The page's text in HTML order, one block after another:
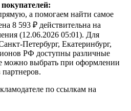
а помогаем найти самое
8 593 ₽ действительна на
(12.06.2026 05:01). Для
Петербург, Екатеринбург,
РФ доступны различные
можно выбрать при оформлении
партнеров.
по ссылкам на